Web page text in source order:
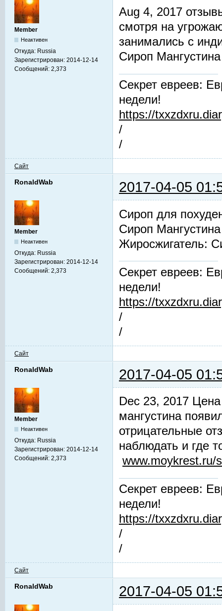
Member
Неактивен
Откуда: Russia
Зарегистрирован: 2014-12-14
Сообщений: 2,373
Aug 4, 2017
смотря на
занимались с
Сироп
Секрет евреев:
недели!
https://
/
/
Сайт
RonaldWab 2017-04-05
Member
Неактивен
Откуда: Russia
Зарегистрирован: 2014-12-14
Сообщений: 2,373
Cироп для
Сироп
Жиросжигатель:
Секрет евреев:
недели!
https://
/
/
Сайт
RonaldWab 2017-04-05
Member
Неактивен
Откуда: Russia
Зарегистрирован: 2014-12-14
Сообщений: 2,373
Dec 23, 2017
мангустина
отрицательные
наблюдать и где
www.moykrest.ru/
Секрет евреев:
недели!
https://
/
/
Сайт
RonaldWab 2017-04-05